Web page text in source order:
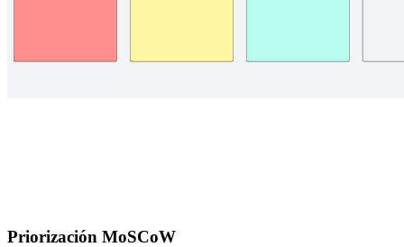
Priorización MoSCoW